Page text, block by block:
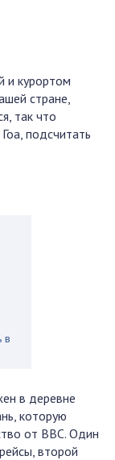
и курортом
стране,
так что
подсчитать
в
в деревне
которую
от ВВС. Один
второй